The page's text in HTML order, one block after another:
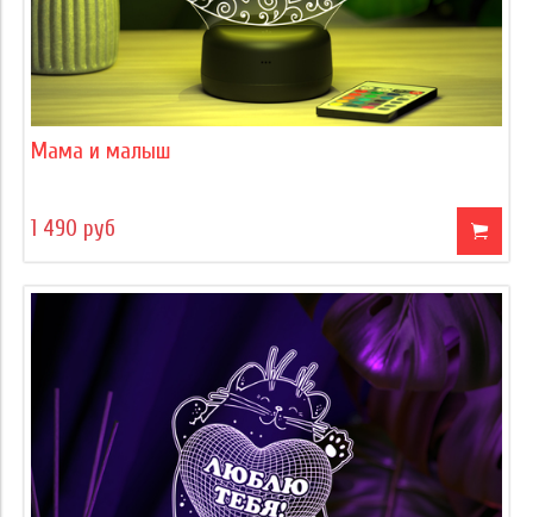
Мама и малыш
1 490 руб